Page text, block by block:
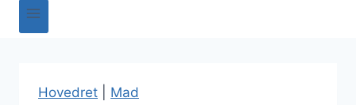
Hovedret Mad